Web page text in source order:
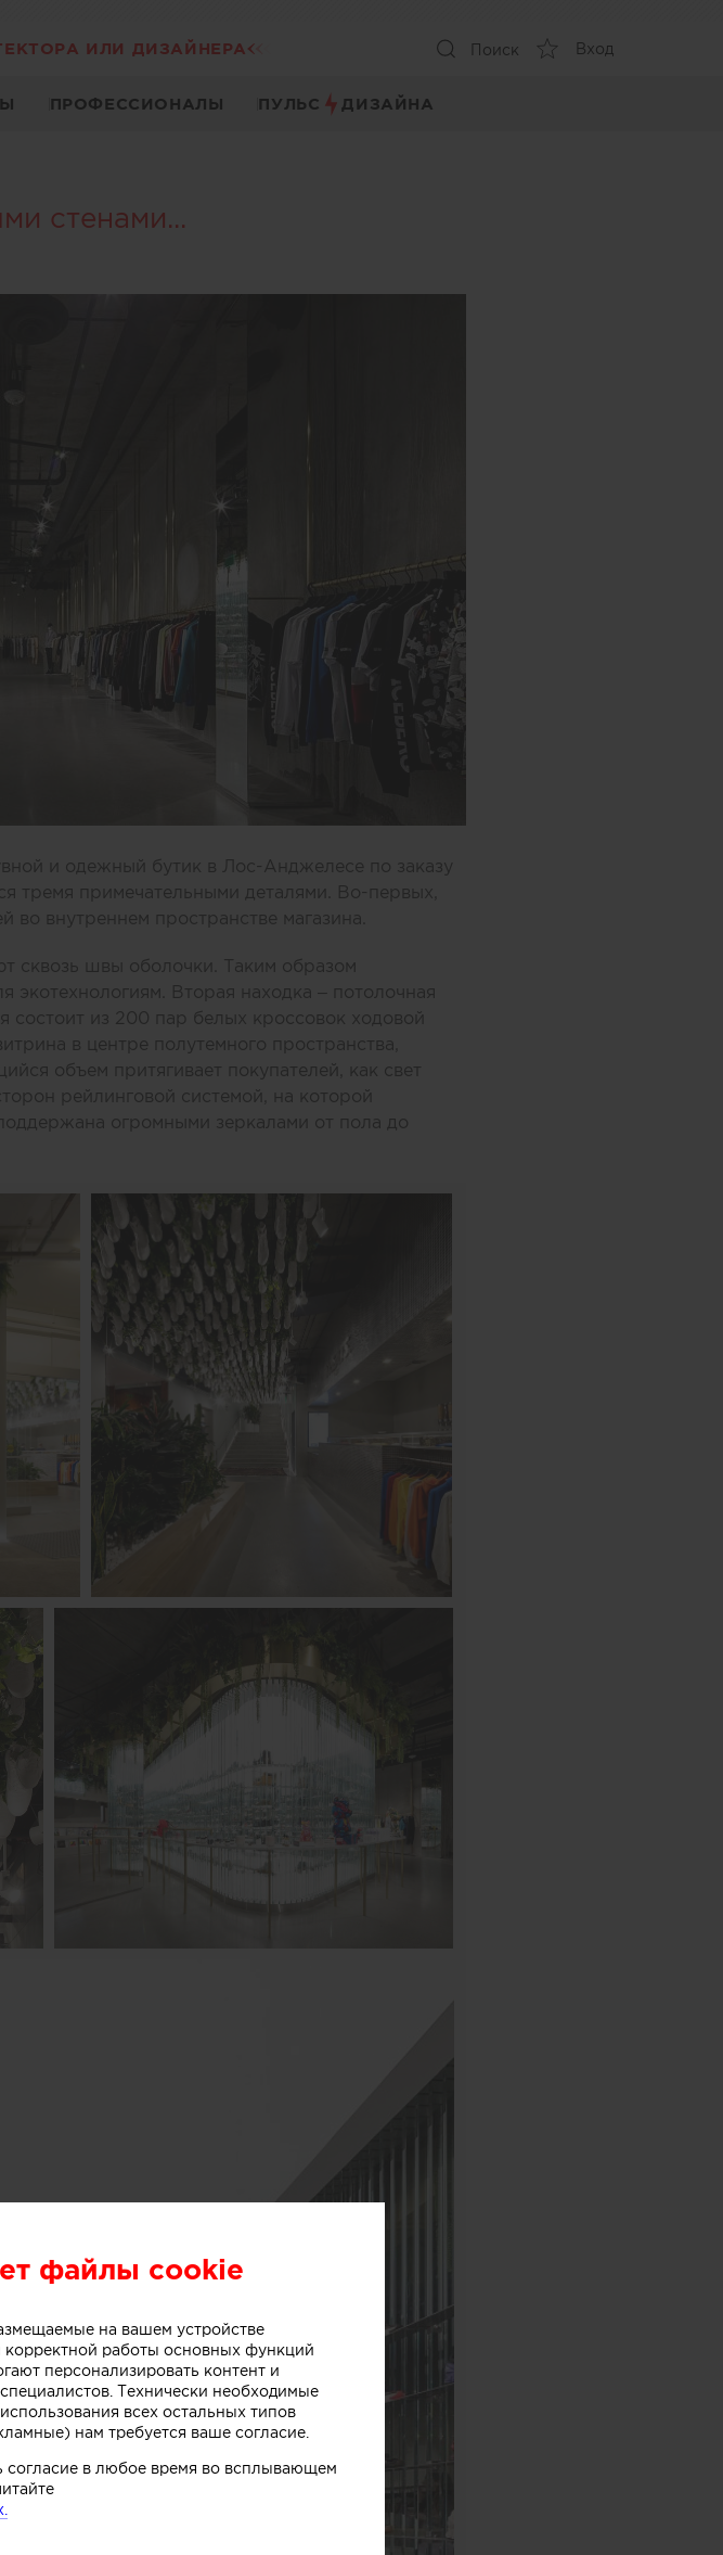
ИЛИ ДИЗАЙНЕРА Поиск Вход
ПРОФЕССИОНАЛЫ ПУЛЬС ДИЗАЙНА
стенами...
и одежный бутик в Лос-Анджелесе по заказу
тремя примечательными деталями. Во-первых,
во внутреннем пространстве магазина.
сквозь швы оболочки. Таким образом
экотехнологиям. Вторая находка – потолочная
состоит из 200 пар белых кроссовок ходовой
в центре полутемного пространства,
объем притягивает покупателей, как свет
рейлинговой системой, на которой
огромными зеркалами от пола до
файлы cookie
на вашем устройстве
работы основных функций
персонализировать контент и
Технически необходимые
всех остальных типов
нам требуется ваше согласие.
согласие в любое время во всплывающем